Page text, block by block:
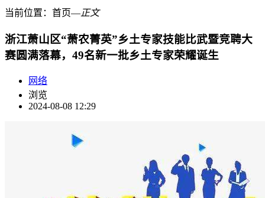
当前位置： 首页―正文
浙江萧山区“萧农菁英”乡土专家技能比武暨竞聘大
赛圆满落幕，49名新一批乡土专家荣耀诞生
网络
浏览
2024-08-08 12:29